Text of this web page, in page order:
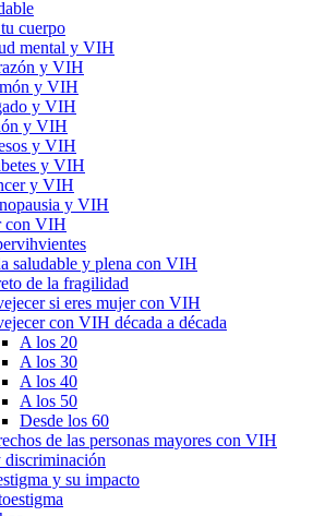
cuerpo
mental y VIH
y VIH
y VIH
y VIH
y VIH
y VIH
y VIH
y VIH
y VIH
con VIH
saludable y plena con VIH
de la fragilidad
si eres mujer con VIH
con VIH década a década
A los 20
A los 30
A los 40
A los 50
Desde los 60
de las personas mayores con VIH
discriminación
y su impacto